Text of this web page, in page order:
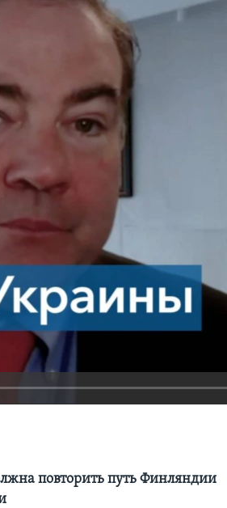
available
повторить путь Финляндии